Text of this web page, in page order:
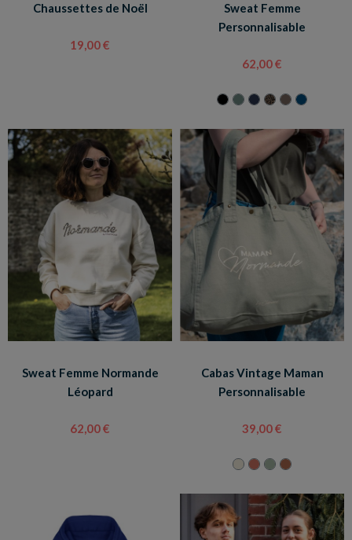
Chaussettes de Noël
19,00 €
Sweat Femme
Personnalisable
62,00 €
Sweat Femme Normande
Léopard
62,00 €
Cabas Vintage Maman
Personnalisable
39,00 €